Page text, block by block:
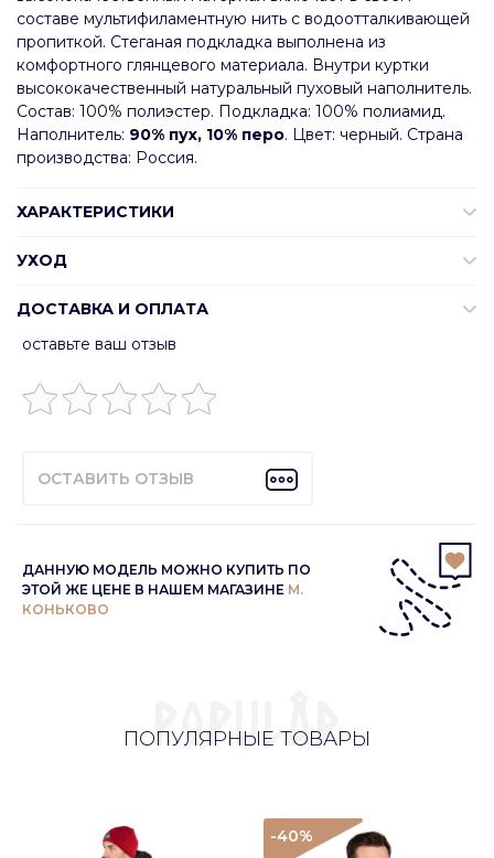
составе мультифиламентную нить с водоотталкивающей
пропиткой. Стеганая подкладка выполнена из
комфортного глянцевого материала. Внутри куртки
высококачественный натуральный пуховый наполнитель.
Состав: 100% полиэстер. Подкладка: 100% полиамид.
Наполнитель: 90% пух, 10% перо. Цвет: черный. Страна
производства: Россия.
ХАРАКТЕРИСТИКИ
УХОД
ДОСТАВКА И ОПЛАТА
оставьте ваш отзыв
ОСТАВИТЬ ОТЗЫВ
ДАННУЮ МОДЕЛЬ МОЖНО КУПИТЬ ПО
ЭТОЙ ЖЕ ЦЕНЕ В НАШЕМ МАГАЗИНЕ М.
КОНЬКОВО
ПОПУЛЯРНЫЕ ТОВАРЫ
-40%